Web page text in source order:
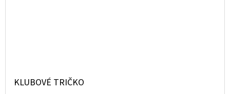
KLUBOVÉ TRIČKO